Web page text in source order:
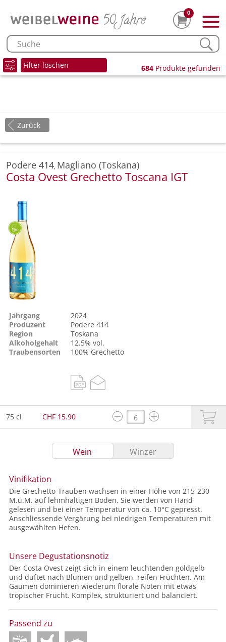
0
Filter löschen 684 Produkte gefunden
Zurück
Podere 414, Magliano (Toskana)
Costa Ovest Grechetto Toscana IGT
Jahrgang
2024
Produzent
Podere 414
Region
Toskana
Alkoholgehalt
12.5% vol.
Traubensorten
100% Grechetto
75 cl CHF 15.90
Wein Winzer
Vinifikation
Die Grechetto-Trauben wachsen in einer Höhe von 215-230
M.ü.M. auf lehmhaltigen Boden. Sie werden von Hand
gelesen und bei einer Temperatur von ca. 10°C gepresst.
Anschliessende Vergärung bei niedrigen Temperaturen mit
ausgewählten Hefen.
Unsere Degustationsnotiz
Der Costa Ovest zeigt sich in einem leuchtenden goldgelb
und duftet nach Blumen und gelben, reifen Früchten. Am
Gaumen dominieren wiederum florale Noten mit etwas
tropischer Frucht. Komplex, strukturiert und balanciert.
Passend zu